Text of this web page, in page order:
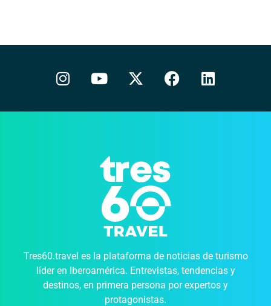
Tres60.travel es la plataforma de noticias de turismo
líder en Iberoamérica. Entrevistas, tendencias y
destinos, en primera persona por expertos y
protagonistas.